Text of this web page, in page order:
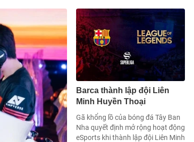
Barca thành lập đội Liên
Minh Huyền Thoại
Gã khổng lồ của bóng đá Tây Ban
Nha quyết định mở rộng hoạt động
eSports khi thành lập đội Liên Minh